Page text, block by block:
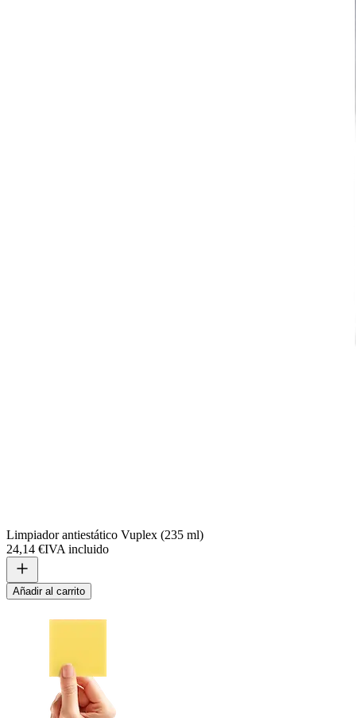
Limpiador antiestático Vuplex (235 ml)
24,14 €IVA incluido
Añadir al carrito